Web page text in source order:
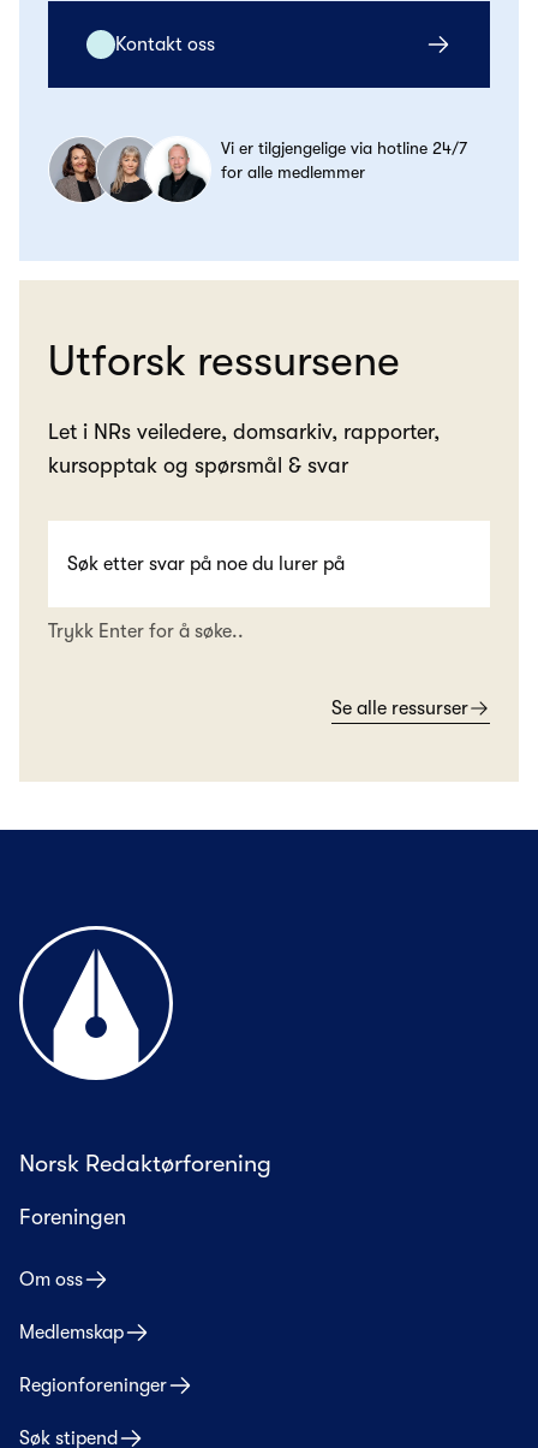
Kontakt oss
Vi er tilgjengelige via hotline 24/7
for alle medlemmer
Utforsk ressursene
Let i NRs veiledere, domsarkiv, rapporter,
kursopptak og spørsmål & svar
Trykk Enter for å søke..
Se alle ressurser
Til forsiden
Norsk Redaktørforening
Foreningen
Om oss
Medlemskap
Regionforeninger
Søk stipend